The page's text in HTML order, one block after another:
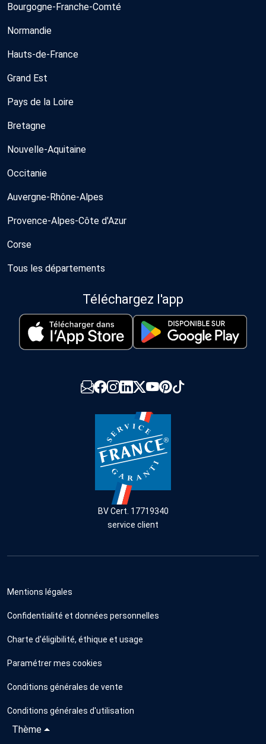
Bourgogne-Franche-Comté
Normandie
Hauts-de-France
Grand Est
Pays de la Loire
Bretagne
Nouvelle-Aquitaine
Occitanie
Auvergne-Rhône-Alpes
Provence-Alpes-Côte d'Azur
Corse
Tous les départements
Téléchargez l'app
BV Cert. 17719340
service client
Mentions légales
Confidentialité et données personnelles
Charte d'éligibilité, éthique et usage
Paramétrer mes cookies
Conditions générales de vente
Conditions générales d'utilisation
Thème